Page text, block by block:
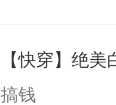
来，给老公
用力——为你
【快穿】绝
搞钱